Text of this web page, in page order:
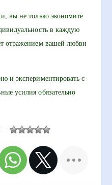
вы не только экономите
в каждую
отражением вашей любви
и экспериментировать с
усилия обязательно